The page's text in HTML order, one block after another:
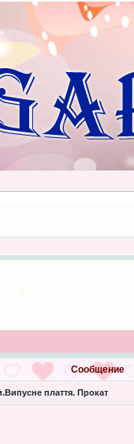
Сообщение
плаття. Прокат